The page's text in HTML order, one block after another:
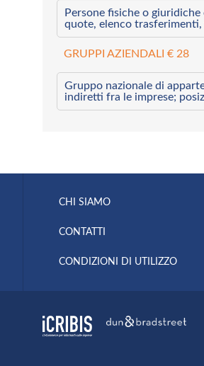
Persone fisiche o
quote, elenco trasferimenti,
GRUPPI AZIENDALI € 28
Gruppo nazionale di
indiretti fra le imprese;
CHI SIAMO
CONTATTI
CONDIZIONI DI UTILIZZO